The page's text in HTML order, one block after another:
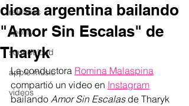
releases
spotify
soundcloud
apple music
videos
diosa argentina bailando
"Amor Sin Escalas" de
Tharyk
La conductora Romina Malaspina
compartió un video en Instagram
bailando Amor Sin Escalas de Tharyk